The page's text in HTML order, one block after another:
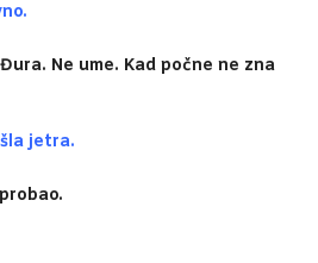
Ne ume. Kad počne ne zna
jetra.